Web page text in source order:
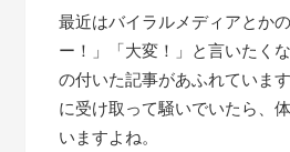
最近はバイラルメディアとか
ー！」「大変！」と言いたく
の付いた記事があふれていま
に受け取って騒いでいたら、
いますよね。